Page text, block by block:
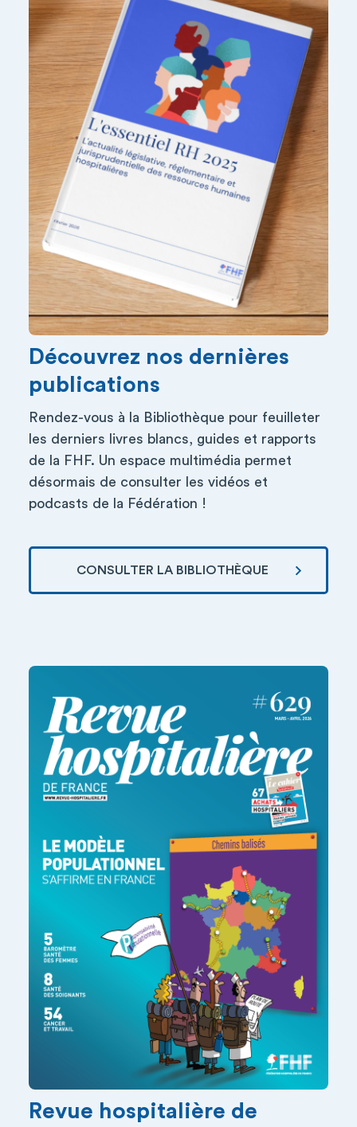
Découvrez nos dernières
publications
Rendez-vous à la Bibliothèque pour feuilleter
les derniers livres blancs, guides et rapports
de la FHF. Un espace multimédia permet
désormais de consulter les vidéos et
podcasts de la Fédération !
CONSULTER LA BIBLIOTHÈQUE
Revue hospitalière de